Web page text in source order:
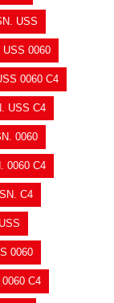
USS
0060
0060 C4
USS C4
0060
0060 C4
C4
0060
C4